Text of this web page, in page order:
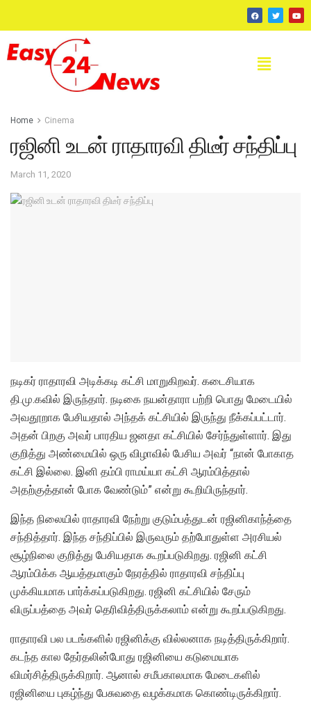
Home Cinema
ரஜினி உடன் ராதாரவி திடீர் சந்திப்பு
March 11, 2020
நடிகர் ராதாரவி அடிக்கடி கட்சி மாறுகிறவர். கடைசியாக
தி.மு.கவில் இருந்தார். நடிகை நயன்தாரா பற்றி பொது மேடையில்
அவதூறாக பேசியதால் அந்தக் கட்சியில் இருந்து நீக்கப்பட்டார்.
அதன் பிறகு அவர் பாரதிய ஜனதா கட்சியில் சேர்ந்துள்ளார். இது
குறித்து அண்மையில் ஒரு விழாவில் பேசிய அவர் “நான் போகாத
கட்சி இல்லை. இனி தம்பி ராமய்யா கட்சி ஆரம்பித்தால்
அதற்குத்தான் போக வேண்டும்” என்று கூறியிருந்தார்.
இந்த நிலையில் ராதாரவி நேற்று குடும்பத்துடன் ரஜினிகாந்த்தை
சந்தித்தார். இந்த சந்திப்பில் இருவரும் தற்போதுள்ள அரசியல்
சூழ்நிலை குறித்து பேசியதாக கூறப்படுகிறது. ரஜினி கட்சி
ஆரம்பிக்க ஆயத்தமாகும் நேரத்தில் ராதாரவி சந்திப்பு
முக்கியமாக பார்க்கப்படுகிறது. ரஜினி கட்சியில் சேரும்
விருப்பத்தை அவர் தெரிவித்திருக்கலாம் என்று கூறப்படுகிறது.
ராதாரவி பல படங்களில் ரஜினிக்கு வில்லனாக நடித்திருக்கிறார்.
கடந்த கால தேர்தலின்போது ரஜினியை கடுமையாக
விமர்சித்திருக்கிறார். ஆனால் சமீபகாலமாக மேடைகளில்
ரஜினியை புகழ்ந்து பேசுவதை வழக்கமாக கொண்டிருக்கிறார்.